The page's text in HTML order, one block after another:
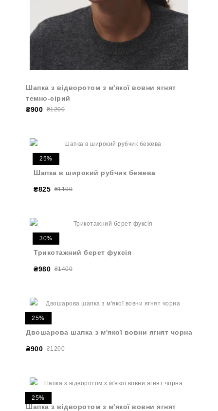
Шапка з відворотом з м'якої вовни ягнят
темно-сірий
₴900 ₴1200
25%
Шапка в широкий рубчик бежева
₴825 ₴1100
30%
Трикотажний берет фуксія
₴980 ₴1400
25%
Двошарова шапка з м'якої вовни ягнят чорна
₴900 ₴1200
25%
Шапка з відворотом з м'якої вовни ягнят